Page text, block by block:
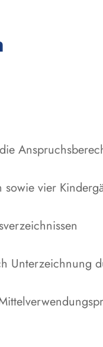
vier
Unterzeichnung